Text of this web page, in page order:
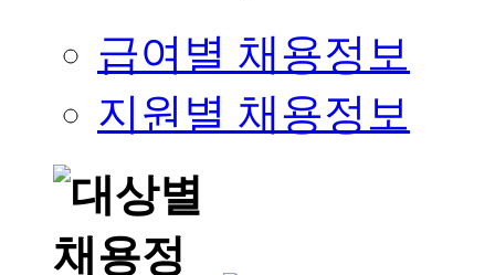
급여별 채용정보
지원별 채용정보